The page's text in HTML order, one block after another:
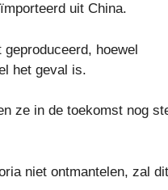
uit China.
hoewel
het geval is.
ze in de toekomst nog
niet ontmantelen, zal dit